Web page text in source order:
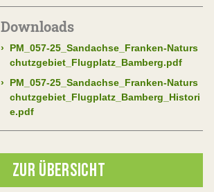
Downloads
›
PM_057-25_Sandachse_Franken-Naturs
chutzgebiet_Flugplatz_Bamberg.pdf
›
PM_057-25_Sandachse_Franken-Naturs
chutzgebiet_Flugplatz_Bamberg_Histori
e.pdf
ZUR ÜBERSICHT